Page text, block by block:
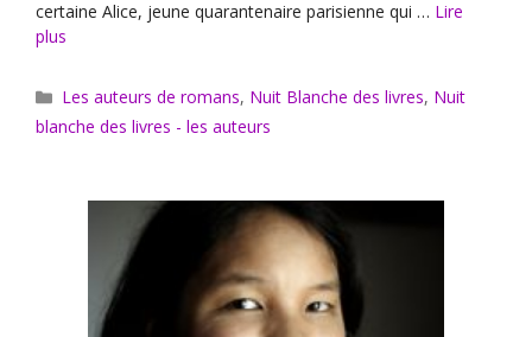
certaine Alice, jeune quarantenaire parisienne qui … Lire
plus
Catégories
Les auteurs de romans, Nuit Blanche des livres, Nuit
blanche des livres - les auteurs